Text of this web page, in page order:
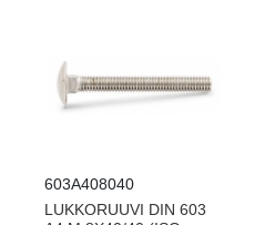
603A408040
LUKKORUUVI DIN 603